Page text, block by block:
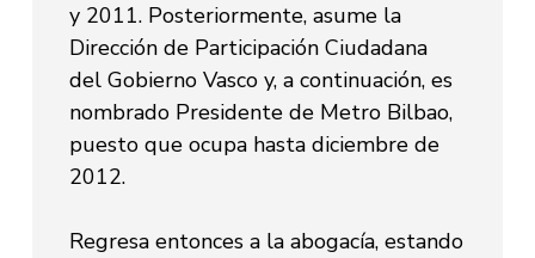
y 2011. Posteriormente, asume la
Dirección de Participación Ciudadana
del Gobierno Vasco y, a continuación, es
nombrado Presidente de Metro Bilbao,
puesto que ocupa hasta diciembre de
2012.
Regresa entonces a la abogacía, estando